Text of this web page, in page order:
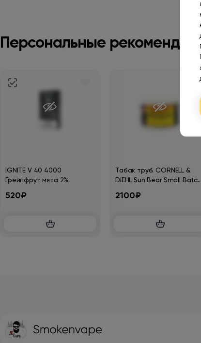
Персональные
IGNITE V 40 4000
Грейпфрут мята 2%
520₽
Табак труб. CORNELL &
DIEHL Sun Bear Small Batch
2100₽